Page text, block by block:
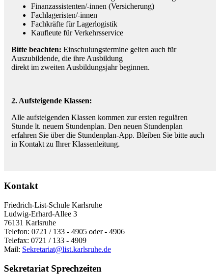
Finanzassistenten/-innen (Versicherung)
Fachlageristen/-innen
Fachkräfte für Lagerlogistik
Kaufleute für Verkehrsservice
Bitte beachten: Einschulungstermine gelten auch für
Auszubildende, die ihre Ausbildung
direkt im zweiten Ausbildungsjahr beginnen.
2. Aufsteigende Klassen:
Alle aufsteigenden Klassen kommen zur ersten regulären
Stunde lt. neuem Stundenplan. Den neuen Stundenplan
erfahren Sie über die Stundenplan-App. Bleiben Sie bitte auch
in Kontakt zu Ihrer Klassenleitung.
Kontakt
Friedrich-List-Schule Karlsruhe
Ludwig-Erhard-Allee 3
76131 Karlsruhe
Telefon: 0721 / 133 - 4905 oder - 4906
Telefax: 0721 / 133 - 4909
Mail: Sekretariat@list.karlsruhe.de
Sekretariat Sprechzeiten